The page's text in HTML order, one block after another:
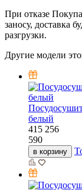
При отказе
заносу, доставка
разгрузки.
Другие модели
белый
415 256
590
в корзину